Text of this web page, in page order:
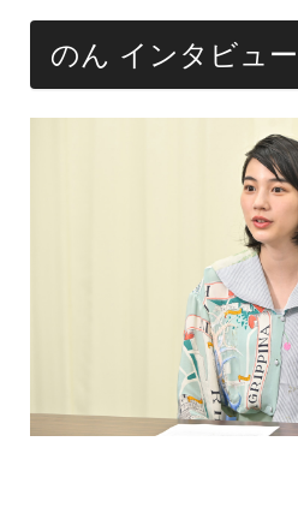
のん インタビュー